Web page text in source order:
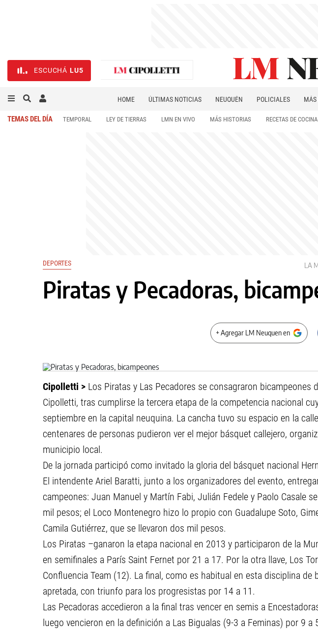
ESCUCHÁ LU5
HOME ÚLTIMAS NOTICIAS NEUQUÉN POLICIALES MÁS
TEMAS DEL DÍA TEMPORAL LEY DE TIERRAS LMN EN VIVO MÁS HISTORIAS RECETAS DE COCINA
DEPORTES LA
Piratas y Pecadoras,
+ Agregar LM Neuquen en
Cipolletti > Los Piratas y Las Pecadores se consagraron bicampeones
Cipolletti, tras cumplirse la tercera etapa de la competencia nacional
septiembre en la capital neuquina. La cancha tuvo su espacio en la
centenares de personas pudieron ver el mejor básquet callejero,
municipio local.
De la jornada participó como invitado la gloria del básquet nacional
El intendente Ariel Baratti, junto a los organizadores del evento,
campeones: Juan Manuel y Martín Fabi, Julián Fedele y Paolo Casale
mil pesos; el Loco Montenegro hizo lo propio con Guadalupe Soto,
Camila Gutiérrez, que se llevaron dos mil pesos.
Los Piratas –ganaron la etapa nacional en 2013 y participaron de la
en semifinales a París Saint Fernet por 21 a 17. Por la otra llave, Los
Confluencia Team (12). La final, como es habitual en esta disciplina de
apretada, con triunfo para los progresistas por 14 a 11.
Las Pecadoras accedieron a la final tras vencer en semis a
luego vencieron en la definición a Las Bigualas (9-3 a Feminas) por 9 a